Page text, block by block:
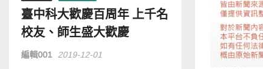
臺中科大歡慶百周年 上千名
校友、師生盛大歡慶
編輯001 2019-12-01